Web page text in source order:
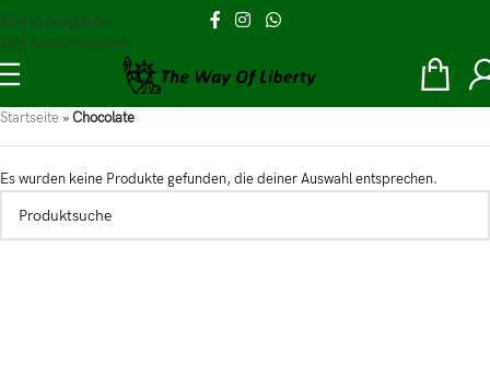
Skip to navigation
Skip to main content
Startseite »Chocolate
Es wurden keine Produkte gefunden, die deiner Auswahl entsprechen.